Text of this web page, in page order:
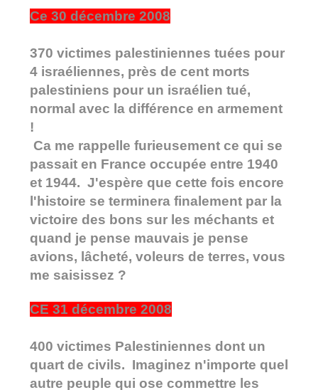
Ce 30 décembre 2008
370 victimes palestiniennes tuées pour
4 israéliennes, près de cent morts
palestiniens pour un israélien tué,
normal avec la différence en armement
!
Ca me rappelle furieusement ce qui se
passait en France occupée entre 1940
et 1944. J'espère que cette fois encore
l'histoire se terminera finalement par la
victoire des bons sur les méchants et
quand je pense mauvais je pense
avions, lâcheté, voleurs de terres, vous
me saisissez ?
CE 31 décembre 2008
400 victimes Palestiniennes dont un
quart de civils. Imaginez n'importe quel
autre peuple qui ose commettre les